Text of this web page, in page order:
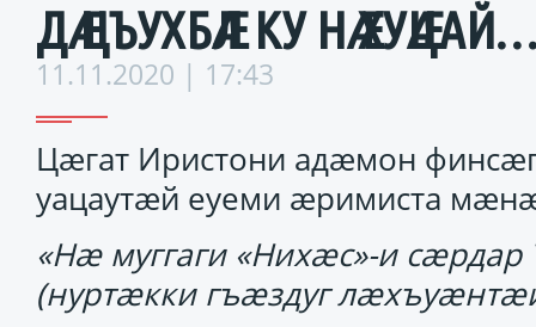
ДӔ ЦЪУХБӔЛ КУ НӔ
11.11.2020 | 17:43
Цӕгат Иристони адӕмон
уацаутӕй еуеми ӕримиста
«Нӕ муггаги «Нихӕс»-и
(нуртӕкки гъӕздуг